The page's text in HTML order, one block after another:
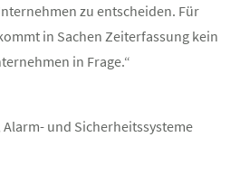
zu entscheiden. Für
in Sachen Zeiterfassung kein
in Frage.“
und Sicherheitssysteme